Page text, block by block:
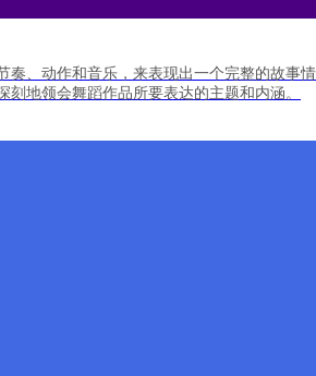
奏、动作和音乐，来表现出一个完整的故事情
地领会舞蹈作品所要表达的主题和内涵。